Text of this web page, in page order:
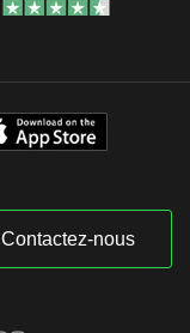
Contactez-nous